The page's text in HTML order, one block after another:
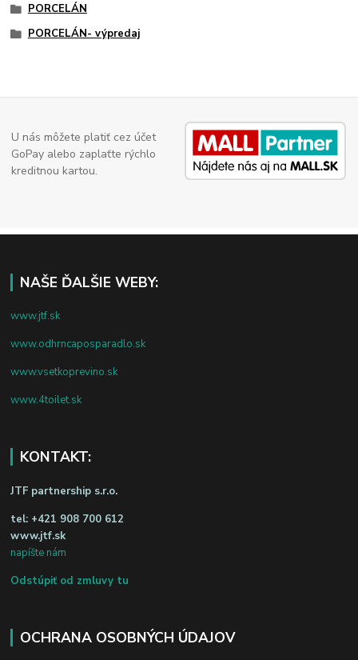
PORCELÁN
PORCELÁN- výpredaj
U nás môžete platiť cez účet
GoPay alebo zaplaťte rýchlo
kreditnou kartou.
NAŠE ĎALŠIE WEBY:
www.jtf.sk
www.odhrncaposparadlo.sk
www.vsetkoprevino.sk
www.4toilet.sk
KONTAKT:
JTF partnership s.r.o.
tel: +421 908 700 612
www.jtf.sk
napíšte nám
Odstúpiť od zmluvy tu
OCHRANA OSOBNÝCH ÚDAJOV